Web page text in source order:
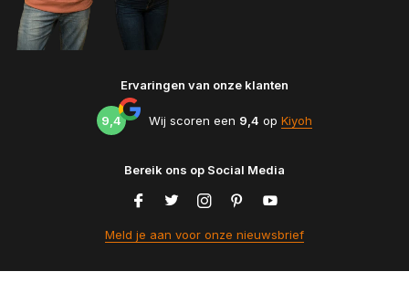
Ervaringen van onze klanten
9,4 Wij scoren een 9,4 op Kiyoh
Bereik ons op Social Media
Meld je aan voor onze nieuwsbrief